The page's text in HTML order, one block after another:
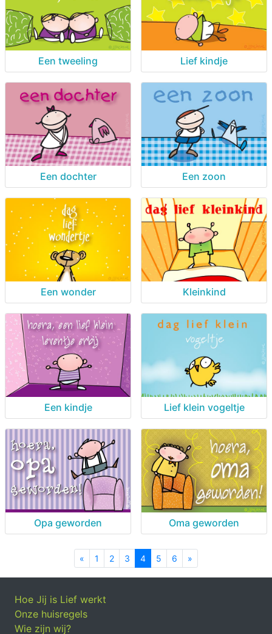
Een tweeling Lief kindje
Een dochter Een zoon
Een wonder Kleinkind
Een kindje Lief klein vogeltje
Opa geworden Oma geworden
« Previous
1 2 3 4 5 6 »
Hoe Jij is Lief werkt
Onze huisregels
Wie zijn wij?